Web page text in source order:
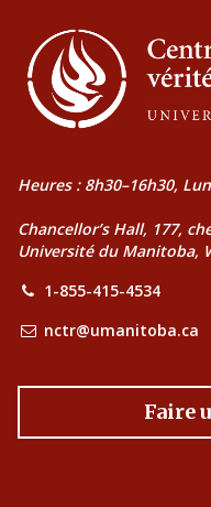
Heures : 8h30–16h30,
Chancellor’s Hall, 177,
Université du Manitoba,
1-855-415-4534
nctr@umanitoba.ca
Faire